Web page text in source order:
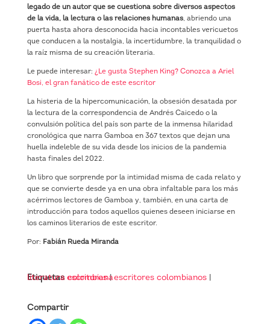
legado de un autor que se cuestiona sobre diversos aspectos
de la vida, la lectura o las relaciones humanas, abriendo una
puerta hasta ahora desconocida hacia incontables vericuetos
que conducen a la nostalgia, la incertidumbre, la tranquilidad o
la raíz misma de su creación literaria.
Le puede interesar: ¿Le gusta Stephen King? Conozca a Ariel
Bosi, el gran fanático de este escritor
La histeria de la hipercomunicación, la obsesión desatada por
la lectura de la correspondencia de Andrés Caicedo o la
convulsión política del país son parte de la inmensa hilaridad
cronológica que narra Gamboa en 367 textos que dejan una
huella indeleble de su vida desde los inicios de la pandemia
hasta finales del 2022.
Un libro que sorprende por la intimidad misma de cada relato y
que se convierte desde ya en una obra infaltable para los más
acérrimos lectores de Gamboa y, también, en una carta de
introducción para todos aquellos quienes deseen iniciarse en
los caminos literarios de este escritor.
Por: Fabián Rueda Miranda
Etiquetas escritores|escritores colombianos|
literatura colombiana
Compartir